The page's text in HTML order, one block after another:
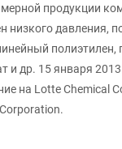
продукции
низкого давления,
полиэтилен,
и др. 15 января
на Lotte Chemical